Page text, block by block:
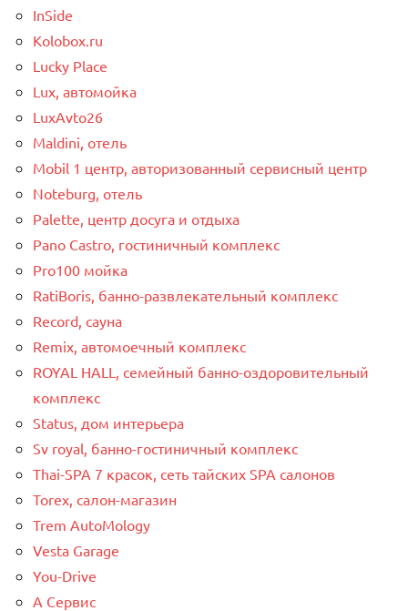
InSide
Kolobox.ru
Lucky Place
Lux, автомойка
LuxAvto26
Maldini, отель
Mobil 1 центр, авторизованный сервисный центр
Noteburg, отель
Palette, центр досуга и отдыха
Pano Castro, гостиничный комплекс
Pro100 мойка
RatiBoris, банно-развлекательный комплекс
Record, сауна
Remix, автомоечный комплекс
ROYAL HALL, семейный банно-оздоровительный
комплекс
Status, дом интерьера
Sv royal, банно-гостиничный комплекс
Thai-SPA 7 красок, сеть тайских SPA салонов
Torex, салон-магазин
Trem AutoMology
Vesta Garage
You-Drive
А Сервис